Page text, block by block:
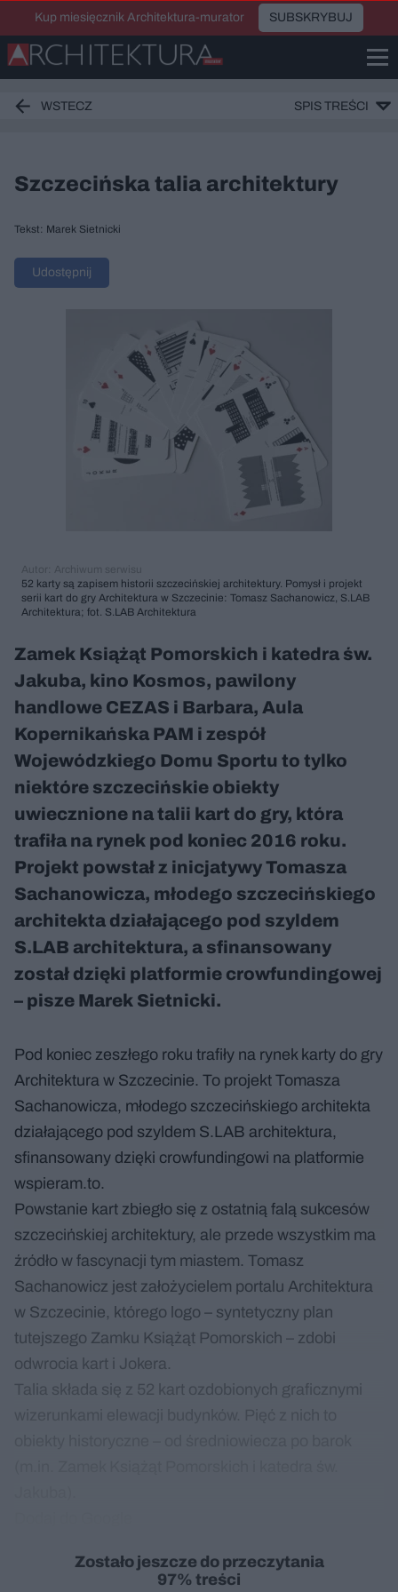
Kup miesięcznik Architektura-murator SUBSKRYBUJ
WSTECZ SPIS TREŚCI
Szczecińska talia architektury
Tekst: Marek Sietnicki
Udostępnij
Autor: Archiwum serwisu
52 karty są zapisem historii szczecińskiej architektury. Pomysł i projekt
serii kart do gry Architektura w Szczecinie: Tomasz Sachanowicz, S.LAB
Architektura; fot. S.LAB Architektura
Zamek Książąt Pomorskich i katedra św.
Jakuba, kino Kosmos, pawilony
handlowe CEZAS i Barbara, Aula
Kopernikańska PAM i zespół
Wojewódzkiego Domu Sportu to tylko
niektóre szczecińskie obiekty
uwiecznione na talii kart do gry, która
trafiła na rynek pod koniec 2016 roku.
Projekt powstał z inicjatywy Tomasza
Sachanowicza, młodego szczecińskiego
architekta działającego pod szyldem
S.LAB architektura, a sfinansowany
został dzięki platformie crowfundingowej
– pisze Marek Sietnicki.
Pod koniec zeszłego roku trafiły na rynek karty do gry
Architektura w Szczecinie. To projekt Tomasza
Sachanowicza, młodego szczecińskiego architekta
działającego pod szyldem S.LAB architektura,
sfinansowany dzięki crowfundingowi na platformie
wspieram.to.
Powstanie kart zbiegło się z ostatnią falą sukcesów
szczecińskiej architektury, ale przede wszystkim ma
źródło w fascynacji tym miastem. Tomasz
Sachanowicz jest założycielem portalu Architektura
w Szczecinie, którego logo – syntetyczny plan
tutejszego Zamku Książąt Pomorskich – zdobi
odwrocia kart i Jokera.
Talia składa się z 52 kart ozdobionych graficznymi
Zostało jeszcze do przeczytania
97% treści